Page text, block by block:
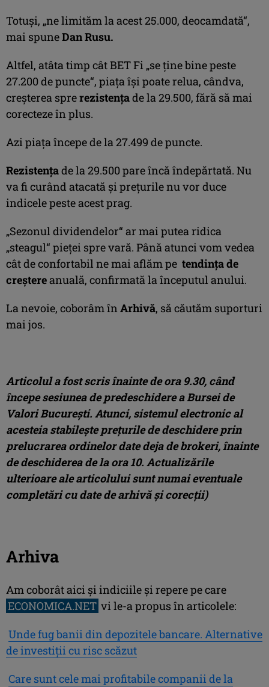
Totuşi, „ne limităm la acest 25.000, deocamdată“,
mai spuneDan Rusu.
Altfel, atâta timp cât BET Fi „se ţine bine peste
27.200 de puncte“, piaţa îşi poate relua, cândva,
creşterea sprerezistenţade la 29.500, fără să mai
corecteze în plus.
Azi piaţa începe de la 27.499 de puncte.
Rezistenţade la 29.500 pare încă îndepărtată. Nu
va fi curând atacată şi preţurile nu vor duce
indicele peste acest prag.
„Sezonul dividendelor“ ar mai putea ridica
„steagul“ pieţei spre vară. Până atunci vom vedea
cât de confortabil ne mai aflăm pe tendinţa de
creştereanuală, confirmată la începutul anului.
La nevoie, coborâm în Arhivă, să căutăm suporturi
mai jos.
Articolul a fost scris înainte de ora 9.30, când
începe sesiunea de predeschidere a Bursei de
Valori Bucureşti. Atunci, sistemul electronic al
acesteia stabileşte preţurile de deschidere prin
prelucrarea ordinelor date deja de brokeri, înainte
de deschiderea de la ora 10. Actualizările
ulterioare ale articolului sunt numai eventuale
completări cu date de arhivă şi corecţii)
Arhiva
Am coborât aici şi indiciile şi repere pe care
ECONOMICA.NET vi le-a propus în articolele:
Unde fug banii din depozitele bancare. Alternative
de investiţii cu risc scăzut
Care sunt cele mai profitabile companii de la